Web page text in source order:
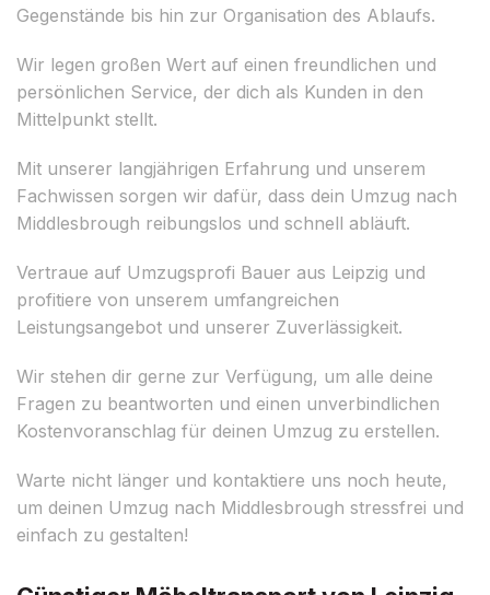
Gegenstände bis hin zur Organisation des Ablaufs.
Wir legen großen Wert auf einen freundlichen und
persönlichen Service, der dich als Kunden in den
Mittelpunkt stellt.
Mit unserer langjährigen Erfahrung und unserem
Fachwissen sorgen wir dafür, dass dein Umzug nach
Middlesbrough reibungslos und schnell abläuft.
Vertraue auf Umzugsprofi Bauer aus Leipzig und
profitiere von unserem umfangreichen
Leistungsangebot und unserer Zuverlässigkeit.
Wir stehen dir gerne zur Verfügung, um alle deine
Fragen zu beantworten und einen unverbindlichen
Kostenvoranschlag für deinen Umzug zu erstellen.
Warte nicht länger und kontaktiere uns noch heute,
um deinen Umzug nach Middlesbrough stressfrei und
einfach zu gestalten!